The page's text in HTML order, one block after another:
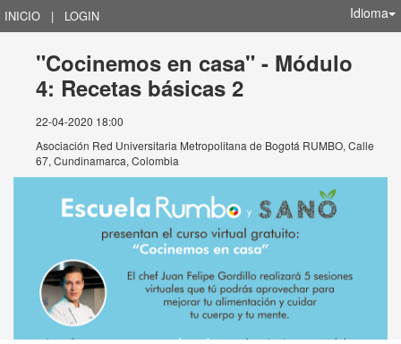
INICIO | LOGIN Idioma
"Cocinemos en casa" - Módulo
4: Recetas básicas 2
22-04-2020 18:00
Asociación Red Universitaria Metropolitana de Bogotá RUMBO, Calle
67, Cundinamarca, Colombia